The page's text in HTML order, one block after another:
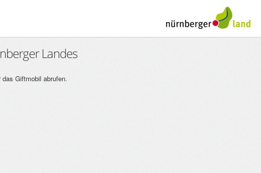
Landes
Giftmobil abrufen.